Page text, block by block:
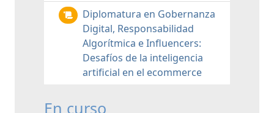
Diplomatura en Gobernanza
Digital, Responsabilidad
Algorítmica e Influencers:
Desafíos de la inteligencia
artificial en el ecommerce
En curso